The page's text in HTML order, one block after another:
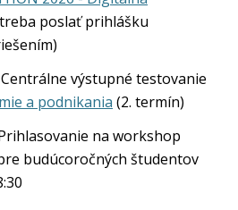
treba poslať prihlášku
výstupné testovanie
a podnikania (2. termín)
na workshop
budúcoročných študentov